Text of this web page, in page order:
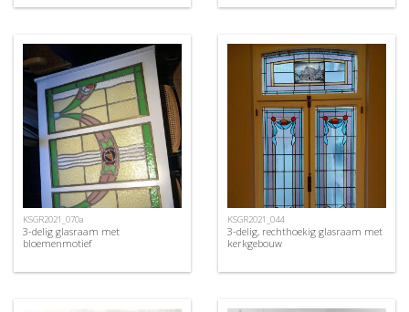
KSGR2021_070a
3-delig glasraam met
bloemenmotief
KSGR2021_044
3-delig, rechthoekig glasraam met
kerkgebouw